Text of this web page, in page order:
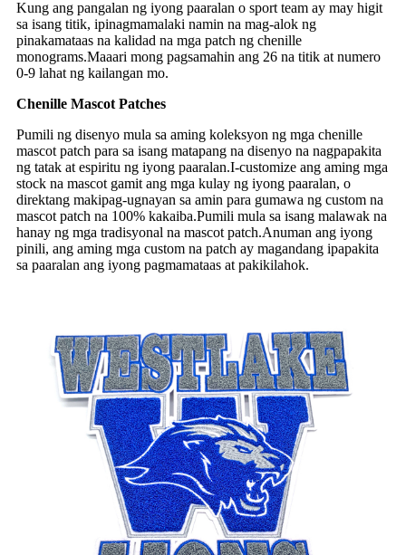
Kung ang pangalan ng iyong paaralan o sport team ay may higit
sa isang titik, ipinagmamalaki namin na mag-alok ng
pinakamataas na kalidad na mga patch ng chenille
monograms.Maaari mong pagsamahin ang 26 na titik at numero
0-9 lahat ng kailangan mo.
Chenille Mascot Patches
Pumili ng disenyo mula sa aming koleksyon ng mga chenille
mascot patch para sa isang matapang na disenyo na nagpapakita
ng tatak at espiritu ng iyong paaralan.I-customize ang aming mga
stock na mascot gamit ang mga kulay ng iyong paaralan, o
direktang makipag-ugnayan sa amin para gumawa ng custom na
mascot patch na 100% kakaiba.Pumili mula sa isang malawak na
hanay ng mga tradisyonal na mascot patch.Anuman ang iyong
pinili, ang aming mga custom na patch ay magandang ipapakita
sa paaralan ang iyong pagmamataas at pakikilahok.